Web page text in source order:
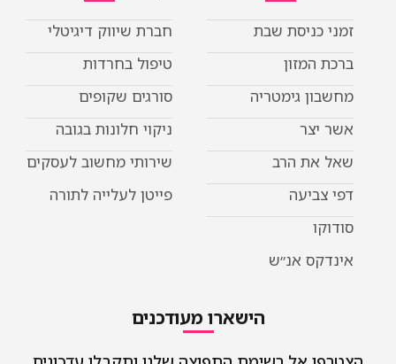
זמני כניסת שבת
ברכת המזון
מחשבון גימטריה
אשר יצר
שאל את הרב
דפי צביעה
סודוקו
אינדקס אנ״ש
חברת שיווק דיגיטלי
טיפול בחרדות
סורגים שקופים
ניקוי חלונות בגובה
שירותי מחשוב לעסקים
פייטן לעלייה לתורה
הישארו מעודכנים